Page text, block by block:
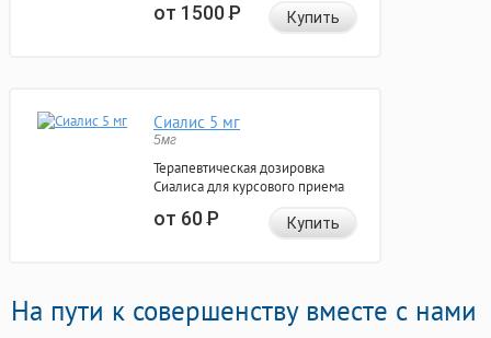
от 1500Р Купить
Сиалис 5 мг
5мг
Терапевтическая дозировка
Сиалиса для курсового приема
от 60Р Купить
На пути к совершенству вместе с нами